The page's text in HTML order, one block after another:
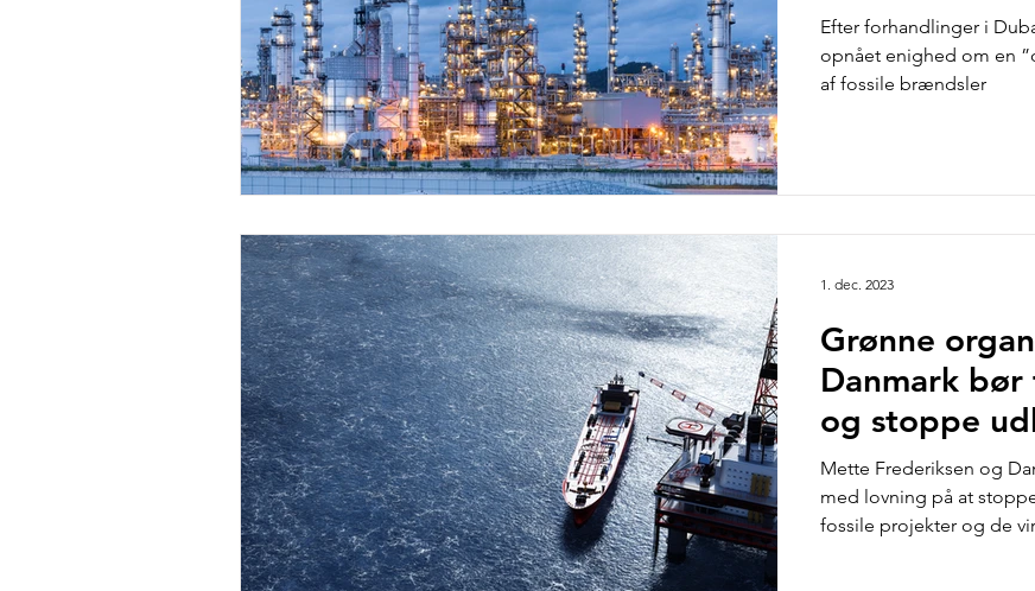
Efter forhandlinger i
opnået enighed om en
af fossile brændsler
Grønne
Danmark
og stoppe
projekter
Mette Frederiksen og
med lovning på at
fossile projekter og de
1. dec. 2023